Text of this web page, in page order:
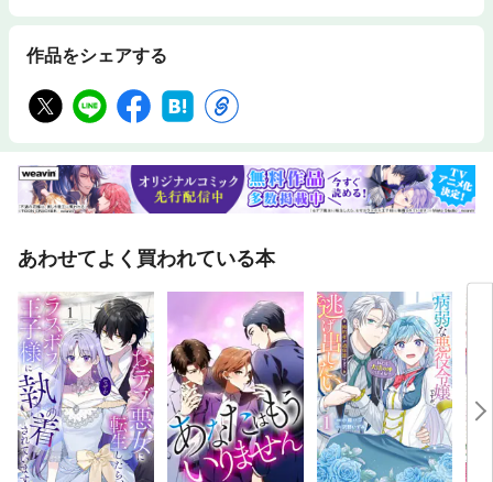
ネス全体の盛り上がりをサポートして参ります。
作品をシェアする
あわせてよく買われている本